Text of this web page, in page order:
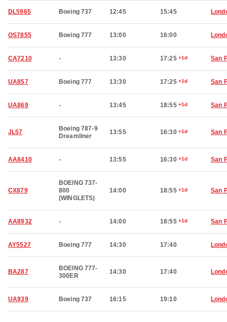
DL5965 Boeing 737 12:45 15:45
OS7855 Boeing 777 13:00 16:00
CA7210 - 13:30 17:25 +1d San
UA857 Boeing 777 13:30 17:25 +1d San
UA869 - 13:45 18:55 +1d San
JL57
Boeing 787-9
Dreamliner
13:55 16:30 +1d San
AA8410 - 13:55 16:30 +1d San
CX879
BOEING 737-
800
(WINGLETS)
14:00 18:55 +1d San
AA8932 - 14:00 18:55 +1d San
AY5527 Boeing 777 14:30 17:40
BA287
BOEING 777-
300ER
14:30 17:40
UA939 Boeing 737 16:15 19:10